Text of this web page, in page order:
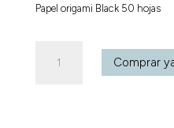
Papel origami Black 50 hojas
origami
Comprar